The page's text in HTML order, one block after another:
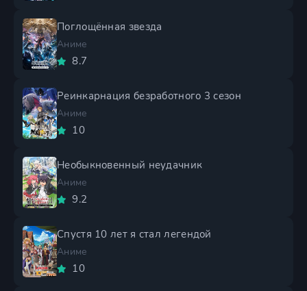
Поглощённая звезда
Аниме
8.7
Реинкарнация безработного 3 сезон
Аниме
10
Необыкновенный неудачник
Аниме
9.2
Спустя 10 лет я стал легендой
Аниме
10